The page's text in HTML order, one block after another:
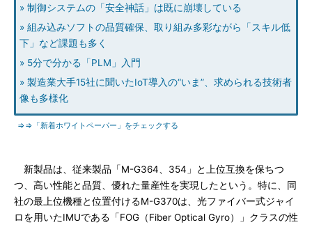
» 制御システムの「安全神話」は既に崩壊している
» 組み込みソフトの品質確保、取り組み多彩ながら「スキル低
下」など課題も多く
» 5分で分かる「PLM」入門
» 製造業大手15社に聞いたIoT導入の“いま”、求められる技術者
像も多様化
⇒⇒「新着ホワイトペーパー」をチェックする
新製品は、従来製品「M-G364、354」と上位互換を保ちつ
つ、高い性能と品質、優れた量産性を実現したという。特に、同
社の最上位機種と位置付けるM-G370は、光ファイバー式ジャイ
ロを用いたIMUである「FOG（Fiber Optical Gyro）」クラスの性